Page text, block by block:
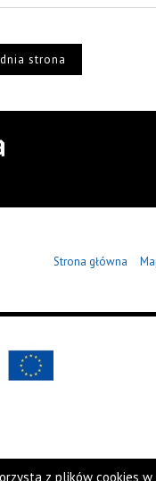
strona
Strona główna
z plików cookies